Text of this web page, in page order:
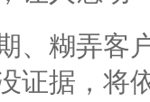
、糊弄客
证据，将